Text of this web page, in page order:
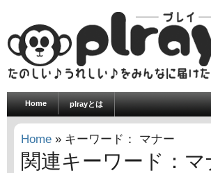
Home plrayとは
Home » キーワード： マナー
関連キーワード：マ